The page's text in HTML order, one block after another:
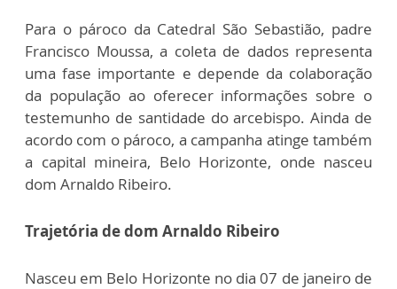
Para o pároco da Catedral São Sebastião, padre
Francisco Moussa, a coleta de dados representa
uma fase importante e depende da colaboração
da população ao oferecer informações sobre o
testemunho de santidade do arcebispo. Ainda de
acordo com o pároco, a campanha atinge também
a capital mineira, Belo Horizonte, onde nasceu
dom Arnaldo Ribeiro.
Trajetória de dom Arnaldo Ribeiro
Nasceu em Belo Horizonte no dia 07 de janeiro de